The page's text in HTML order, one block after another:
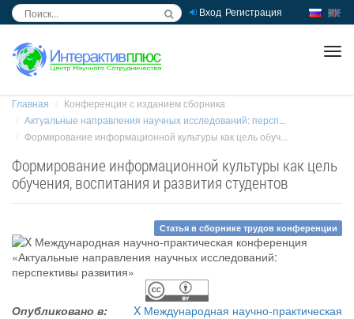
Вход Регистрация
Главная
Конференция с изданием сборника
Актуальные направления научных исследований: персп...
Формирование информационной культуры как цель обуч...
Формирование информационной культуры как цель
обучения, воспитания и развития студентов
Статья в сборнике трудов конференции
Опубликовано в:
X Международная научно-практическая